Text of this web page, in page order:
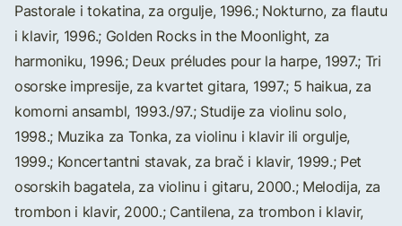
Pastorale i tokatina, za orgulje, 1996.; Nokturno, za flautu
i klavir, 1996.; Golden Rocks in the Moonlight, za
harmoniku, 1996.; Deux préludes pour la harpe, 1997.; Tri
osorske impresije, za kvartet gitara, 1997.; 5 haikua, za
komorni ansambl, 1993./97.; Studije za violinu solo,
1998.; Muzika za Tonka, za violinu i klavir ili orgulje,
1999.; Koncertantni stavak, za brač i klavir, 1999.; Pet
osorskih bagatela, za violinu i gitaru, 2000.; Melodija, za
trombon i klavir, 2000.; Cantilena, za trombon i klavir,